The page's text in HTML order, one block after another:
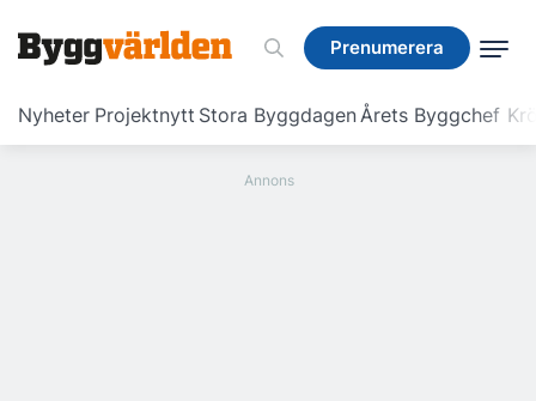
Prenumerera
Nyheter Projektnytt Stora ByggdagenÅrets Byggchef
Prenumerera